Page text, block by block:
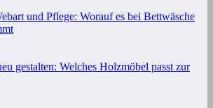
und Pflege: Worauf es bei Bettwäsche
gestalten: Welches Holzmöbel passt zur